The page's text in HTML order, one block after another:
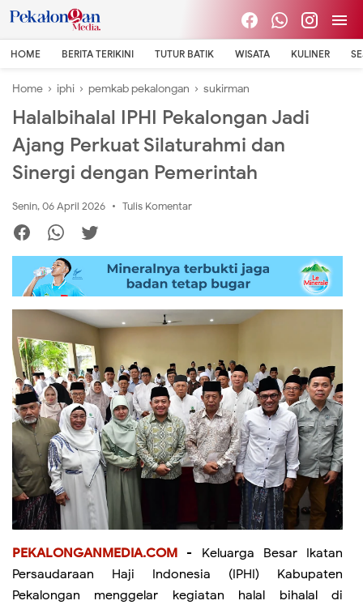
HOME BERITA TERIKINI TUTUR BATIK WISATA KULINER
Home › iphi › pemkab pekalongan › sukirman
Halalbihalal IPHI Pekalongan Jadi
Ajang Perkuat Silaturahmi dan
Sinergi dengan Pemerintah
Senin, 06 April 2026 Tulis Komentar
PEKALONGANMEDIA.COM - Keluarga Besar Ikatan
Persaudaraan Haji Indonesia (IPHI) Kabupaten
Pekalongan menggelar kegiatan halal bihalal di